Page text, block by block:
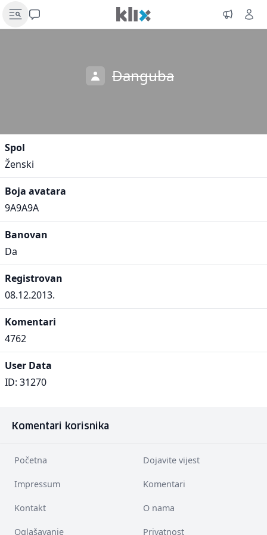
Danguba
Spol
Ženski
Boja avatara
9A9A9A
Banovan
Da
Registrovan
08.12.2013.
Komentari
4762
User Data
ID: 31270
Komentari korisnika
Početna Dojavite vijest
Impressum Komentari
Kontakt O nama
Oglašavanje Privatnost